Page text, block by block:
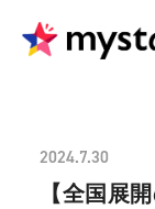
2024.7.30
【全国展